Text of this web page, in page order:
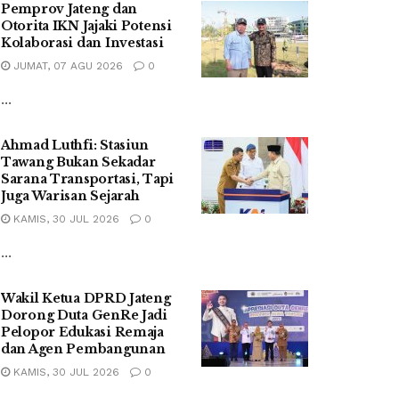
Pemprov Jateng dan
Otorita IKN Jajaki Potensi
Kolaborasi dan Investasi
JUMAT, 07 AGU 2026 0
...
Ahmad Luthfi: Stasiun
Tawang Bukan Sekadar
Sarana Transportasi, Tapi
Juga Warisan Sejarah
KAMIS, 30 JUL 2026 0
...
Wakil Ketua DPRD Jateng
Dorong Duta GenRe Jadi
Pelopor Edukasi Remaja
dan Agen Pembangunan
KAMIS, 30 JUL 2026 0